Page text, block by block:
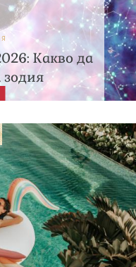
Какво да
зодия